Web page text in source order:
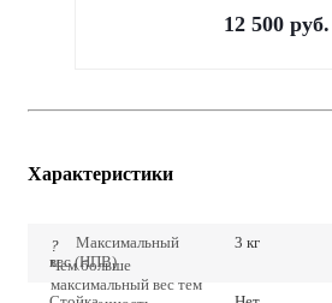
12 500 руб.
Характеристики
?
Чем больше
максимальный вес тем
Максимальный
вес (НПВ)
3 кг